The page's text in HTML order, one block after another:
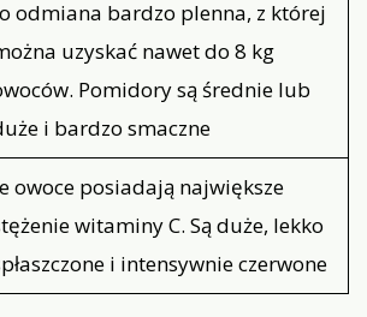
odmiana bardzo plenna, z której
uzyskać nawet do 8 kg
Pomidory są średnie lub
i bardzo smaczne
owoce posiadają największe
witaminy C. Są duże, lekko
i intensywnie czerwone